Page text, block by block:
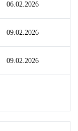
06.02.2026
09.02.2026
09.02.2026